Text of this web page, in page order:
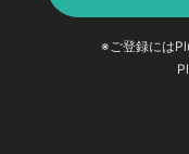
※ご登録には